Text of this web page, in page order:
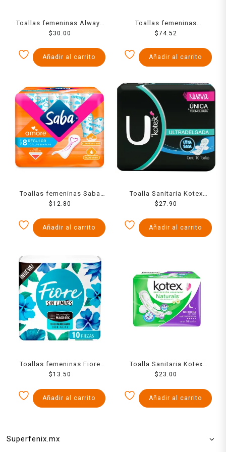
Toallas femeninas Always
suave nocturna 8 pzas
$ 30.00
Añadir al carrito
Toallas femeninas
Naturella nocturna extra
abundante 24 pzas
$74.52
Añadir al carrito
Toallas femeninas Saba
Amore regular sin alas 8
$12.80
Añadir al carrito
Toalla Sanitaria Kotex
Unika Con Alas Fm 10 Pzs
$27.90
Añadir al carrito
Toallas femeninas Fiore
ultradelgada con alas con
$13.50
Añadir al carrito
Toalla Sanitaria Kotex
Nocturna Con Als Fsa 10
$23.00
Añadir al carrito
Superfenix.mx